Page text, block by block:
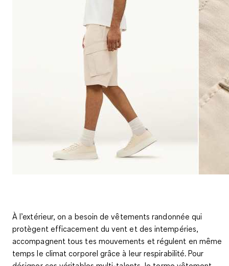
À l’extérieur, on a besoin de vêtements randonnée qui
protègent efficacement du vent et des intempéries,
accompagnent tous tes mouvements et régulent en même
temps le climat corporel grâce à leur respirabilité. Pour